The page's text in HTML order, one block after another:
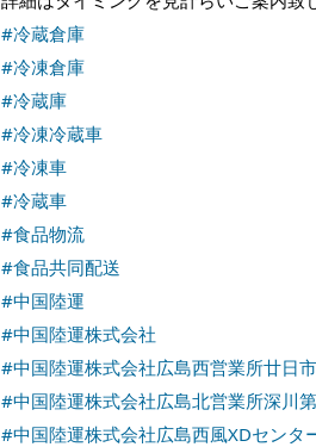
#冷蔵倉庫
#冷凍倉庫
#冷蔵庫
#冷凍冷蔵車
#冷凍車
#冷蔵車
#食品物流
#食品共同配送
#中国陸運
#中国陸運株式会社
#中国陸運株式会社広島西営業所廿日
#中国陸運株式会社広島北営業所深川
#中国陸運株式会社広島西風XDセンタ